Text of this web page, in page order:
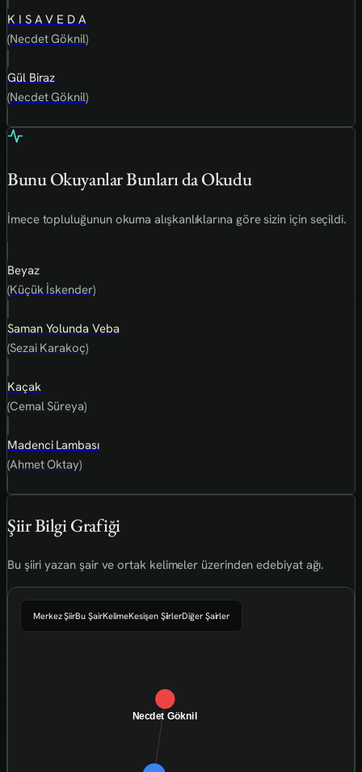
K I S A V E D A
(Necdet Göknil)
Gül Biraz
(Necdet Göknil)
Bunu Okuyanlar Bunları da Okudu
İmece topluluğunun okuma alışkanlıklarına göre sizin için seçildi.
Beyaz
(Küçük İskender)
Saman Yolunda Veba
(Sezai Karakoç)
Kaçak
(Cemal Süreya)
Madenci Lambası
(Ahmet Oktay)
Şiir Bilgi Grafiği
Bu şiiri yazan şair ve ortak kelimeler üzerinden edebiyat ağı.
Merkez ŞiirBu ŞairKelimeKesişen ŞiirlerDiğer Şairler